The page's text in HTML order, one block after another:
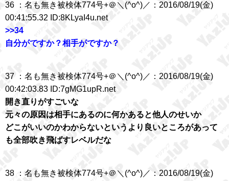
36 ：名も無き被検体774号+＠＼(^o^)／：2016/08/19(金)
00:41:55.32 ID:8KLyaI4u.net
>>34
自分がですか？相手がですか？
37 ：名も無き被検体774号+＠＼(^o^)／：2016/08/19(金)
00:42:03.83 ID:7gMG1upR.net
開き直りがすごいな
元々の原因は相手にあるのに何かあると他人のせいか
どこがいいのかわからないというより良いところがあって
も全部吹き飛ばすレベルだな
38 ：名も無き被検体774号+＠＼(^o^)／：2016/08/19(金)